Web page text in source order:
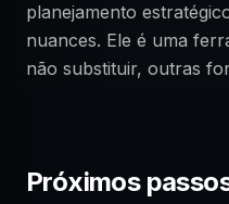
planejamento
nuances. Ele é uma
não substituir, outras
Próximos